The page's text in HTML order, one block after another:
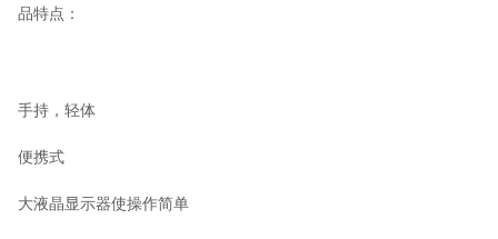
品特点：
手持，轻体
便携式
大液晶显示器使操作简单